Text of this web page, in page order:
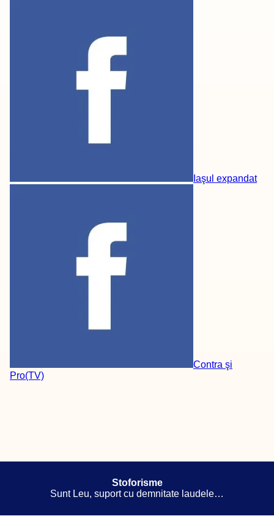
Iaşul expandat
Contra şi
Pro(TV)
Stoforisme
Sunt Leu, suport cu demnitate laudele…